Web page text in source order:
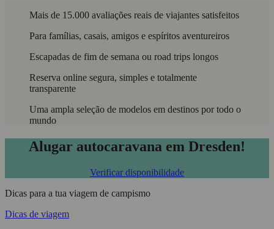
Mais de 15.000 avaliações reais de viajantes satisfeitos
Para famílias, casais, amigos e espíritos aventureiros
Escapadas de fim de semana ou road trips longos
Reserva online segura, simples e totalmente
transparente
Uma ampla seleção de modelos em destinos por todo o
mundo
Alugar autocaravana em Dresden!
Verificar disponibilidade
Dicas para a tua viagem de campismo
Dicas de viagem